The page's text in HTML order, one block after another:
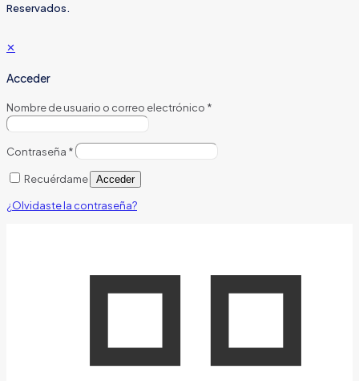
Reservados.
✕
Acceder
Nombre de usuario o correo electrónico *
Contraseña *
Recuérdame Acceder
¿Olvidaste la contraseña?